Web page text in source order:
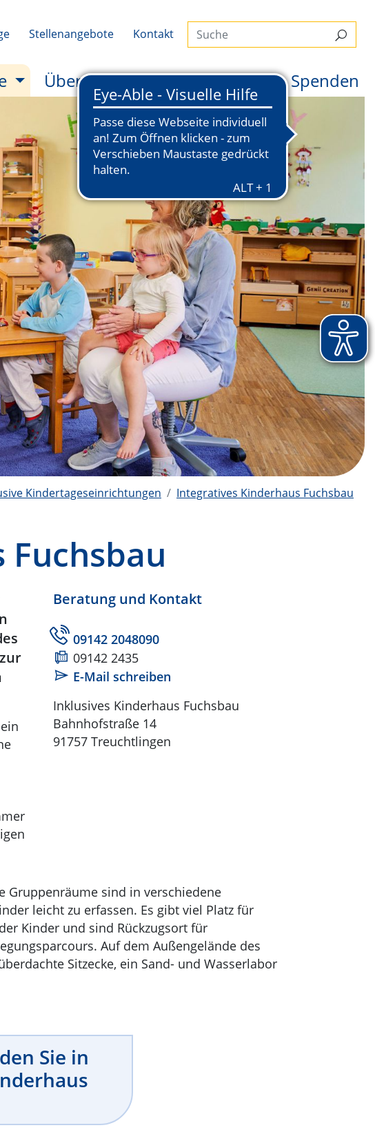
(aktiv)Über uns News Rundblick Spenden
Stellenangebote KontaktSuche
Kindertageseinrichtungen Integratives Kinderhaus Fuchsbau
Beratung und Kontakt
Tel:
09142 2048090
Fax:
09142 2435
Mail:
E-Mail schreiben
Inklusives Kinderhaus Fuchsbau
Bahnhofstraße 14
91757 Treuchtlingen
Gruppenräume sind in verschiedene
leicht zu erfassen. Es gibt viel Platz für
Kinder und sind Rückzugsort für
Auf dem Außengelände des
Sitzecke, ein Sand- und Wasserlabor
Sie in